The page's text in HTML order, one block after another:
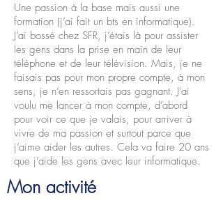
Une passion à la base mais aussi une
formation (j’ai fait un bts en informatique).
J’ai bossé chez SFR, j’étais là pour assister
les gens dans la prise en main de leur
téléphone et de leur télévision. Mais, je ne
faisais pas pour mon propre compte, à mon
sens, je n’en ressortais pas gagnant. J’ai
voulu me lancer à mon compte, d’abord
pour voir ce que je valais, pour arriver à
vivre de ma passion et surtout parce que
j’aime aider les autres. Cela va faire 20 ans
que j’aide les gens avec leur informatique.
Mon activité